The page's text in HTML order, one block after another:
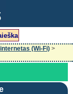
(Wi-Fi) >